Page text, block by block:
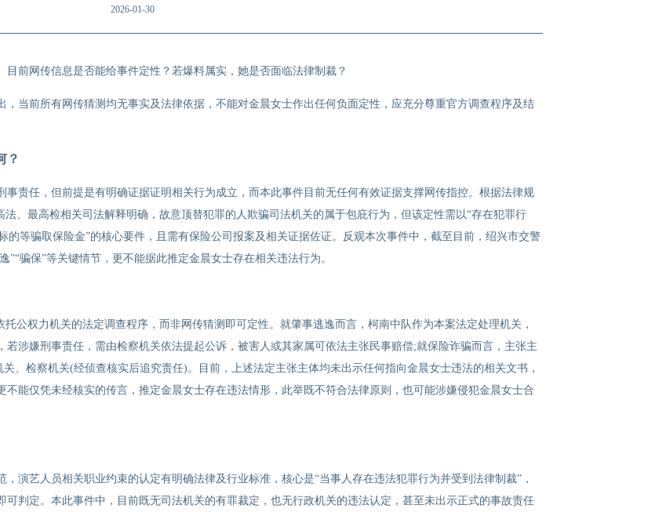
2026-01-30
前网传信息是否能给事件定性？若爆料属实，她是否面临法律制裁？
当前所有网传猜测均无事实及法律依据，不能对金晨女士作出任何负面定性，应充分尊重官方调查程序及结
？
责任，但前提是有明确证据证明相关行为成立，而本此事件目前无任何有效证据支撑网传指控。根据法律规
、最高检相关司法解释明确，故意顶替犯罪的人欺骗司法机关的属于包庇行为，但该定性需以“存在犯罪行
的等骗取保险金”的核心要件，且需有保险公司报案及相关证据佐证。反观本次事件中，截至目前，绍兴市交警
骗保”等关键情节，更不能据此推定金晨女士存在相关违法行为。
公权力机关的法定调查程序，而非网传猜测即可定性。就肇事逃逸而言，柯南中队作为本案法定处理机关，
涉嫌刑事责任，需由检察机关依法提起公诉，被害人或其家属可依法主张民事赔偿;就保险诈骗而言，主张主
、检察机关(经侦查核实后追究责任)。目前，上述法定主张主体均未出示任何指向金晨女士违法的相关文书，
能仅凭未经核实的传言，推定金晨女士存在违法情形，此举既不符合法律原则，也可能涉嫌侵犯金晨女士合
演艺人员相关职业约束的认定有明确法律及行业标准，核心是“当事人存在违法犯罪行为并受到法律制裁”，
可判定。本此事件中，目前既无司法机关的有罪裁定，也无行政机关的违法认定，甚至未出示正式的事故责任